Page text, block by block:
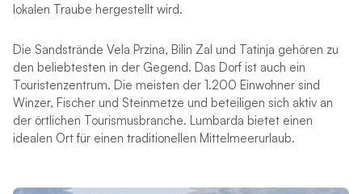
lokalen Traube hergestellt wird.
Die Sandstrände Vela Przina, Bilin Zal und Tatinja gehören zu
den beliebtesten in der Gegend. Das Dorf ist auch ein
Touristenzentrum. Die meisten der 1.200 Einwohner sind
Winzer, Fischer und Steinmetze und beteiligen sich aktiv an
der örtlichen Tourismusbranche. Lumbarda bietet einen
idealen Ort für einen traditionellen Mittelmeerurlaub.